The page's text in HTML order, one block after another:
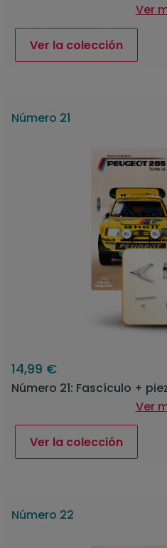
Ver
Ver la colección
Número 21
14,99 €
Número 21: Fascículo +
Ver
Ver la colección
Número 22